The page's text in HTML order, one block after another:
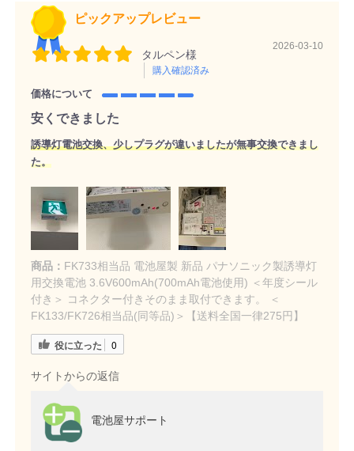
ピックアップレビュー
タルペン様
購入確認済み
2026-03-10
価格について
安くできました
誘導灯電池交換、少しプラグが違いましたが無事交換できまし
た。
商品： FK733相当品 電池屋製 新品 パナソニック製誘導灯
用交換電池 3.6V600mAh(700mAh電池使用) ＜年度シール
付き＞ コネクター付きそのまま取付できます。 ＜
FK133/FK726相当品(同等品)＞【送料全国一律275円】
役に立った 0
サイトからの返信
電池屋サポート